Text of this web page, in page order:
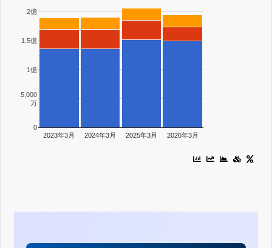
2023年3月 2024年3月 2025年3月 2026年3月
0
5,000
万
1億
1.5億
2億